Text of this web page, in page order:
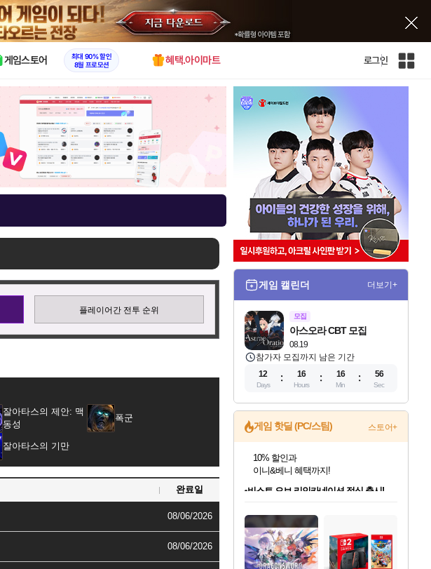
X
게임스토어
최대 90% 할인
8월 프로모션
혜택.아이마트 로그인
인
플레이어간 전투 순위
잘아타스의 제안: 맥
동성
폭군
잘아타스의 기만
완료일
08/06/2026
08/06/2026
게임 캘린더 더보기+
모집
08.19
아스오라 CBT 모집
참가자 모집까지 남은 기간
12
Days
16
Hours
16
Min
55
Sec
게임 핫딜 (PC/스팀) 스토어+
최대 90% 할인가를 만나보세요!
네이버혜택과 함께 만나보세요!
50%할인&추가 적립까지!
이니&베니 혜택까지!
비스트 오브 리인카네이션 정식 출시!
게임프릭 신작 IP
네이버 혜택가와 함께 예약하세요!
할인&네이버혜택으로 만나보세요!
네이버페이 혜택과 만나보세요!
40주년 프로모션으로 만나보세요!
네이버 포인트 혜택까지!
할인가에 만나보세요!
일부 에디션 상시 할인!
혜택으로 예약 판매 중
편안하게 충전하세요